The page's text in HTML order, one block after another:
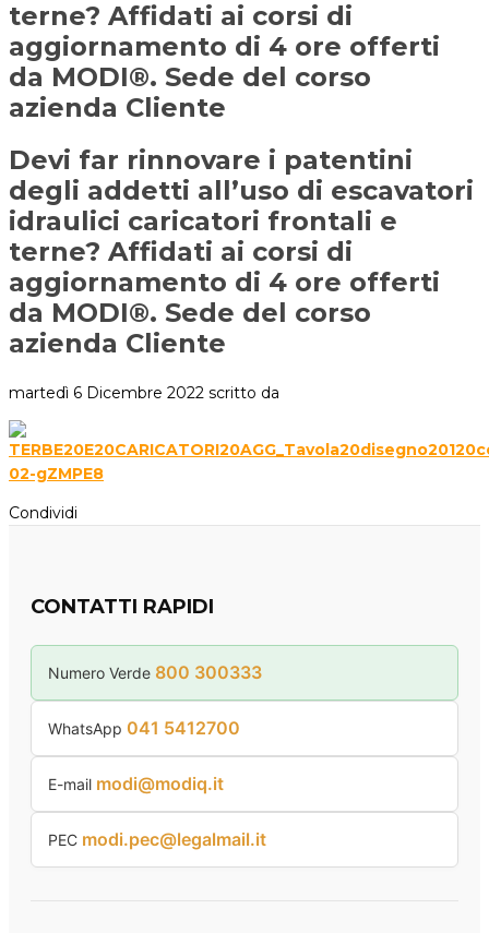
terne? Affidati ai corsi di
aggiornamento di 4 ore offerti
da MODI®. Sede del corso
azienda Cliente
Devi far rinnovare i patentini
degli addetti all’uso di escavatori
idraulici caricatori frontali e
terne? Affidati ai corsi di
aggiornamento di 4 ore offerti
da MODI®. Sede del corso
azienda Cliente
martedì 6 Dicembre 2022 scritto da
Condividi
CONTATTI RAPIDI
Numero Verde 800 300333
WhatsApp 041 5412700
E-mail modi@modiq.it
PEC modi.pec@legalmail.it